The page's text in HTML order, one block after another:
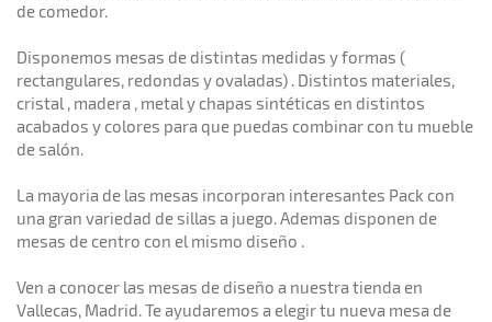
de comedor.
Disponemos mesas de distintas medidas y formas (
rectangulares, redondas y ovaladas) . Distintos materiales,
cristal , madera , metal y chapas sintéticas en distintos
acabados y colores para que puedas combinar con tu mueble
de salón.
La mayoria de las mesas incorporan interesantes Pack con
una gran variedad de sillas a juego. Ademas disponen de
mesas de centro con el mismo diseño .
Ven a conocer las mesas de diseño a nuestra tienda en
Vallecas, Madrid. Te ayudaremos a elegir tu nueva mesa de